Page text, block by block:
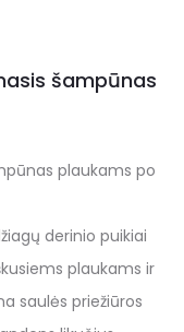
šampūnas
plaukams po
derinio puikiai
plaukams ir
saulės priežiūros